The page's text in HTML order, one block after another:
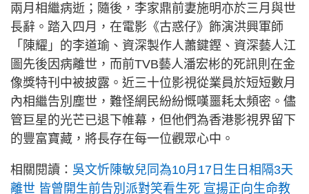
兩月相繼病逝；隨後，李家鼎前妻施明亦於三月與世
長辭。踏入四月，在電影《古惑仔》飾演洪興軍師
「陳耀」的李道瑜、資深製作人蕭鍵鏗、資深藝人江
圖先後因病離世，而前TVB藝人潘宏彬的死訊則在金
像獎特刊中被披露。近三十位影視從業員於短短數月
內相繼告別塵世，難怪網民紛紛慨嘆噩耗太頻密。儘
管巨星的光芒已退下帷幕，但他們為香港影視界留下
的豐富寶藏，將長存在每一位觀眾心中。
相關閱讀： 吳文忻陳敏兒同為10月17日生日相隔3天
離世 皆曾開生前告別派對笑看生死 宣揚正向生命教